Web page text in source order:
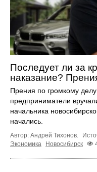
Последует ли за
наказание?
Прения по громкому делу
предприниматели
начальника
начались.
Автор: Андрей Тихонов.
Экономика
Новосибирск